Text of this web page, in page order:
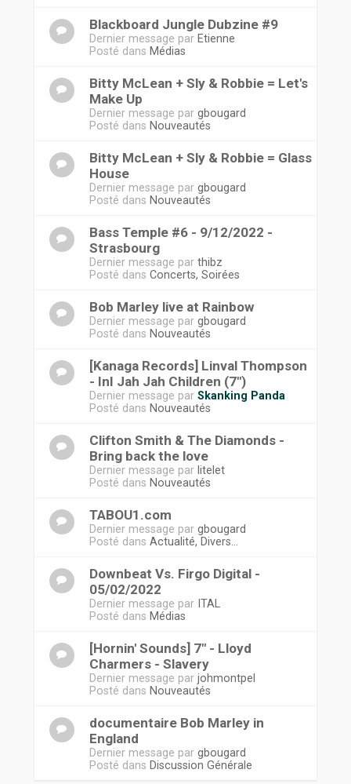
Blackboard Jungle Dubzine #9
Dernier message par Etienne
Posté dans Médias
Bitty McLean + Sly & Robbie = Let's
Make Up
Dernier message par gbougard
Posté dans Nouveautés
Bitty McLean + Sly & Robbie = Glass
House
Dernier message par gbougard
Posté dans Nouveautés
Bass Temple #6 - 9/12/2022 -
Strasbourg
Dernier message par thibz
Posté dans Concerts, Soirées
Bob Marley live at Rainbow
Dernier message par gbougard
Posté dans Nouveautés
[Kanaga Records] Linval Thompson
- InI Jah Jah Children (7")
Dernier message par Skanking Panda
Posté dans Nouveautés
Clifton Smith & The Diamonds -
Bring back the love
Dernier message par litelet
Posté dans Nouveautés
TABOU1.com
Dernier message par gbougard
Posté dans Actualité, Divers...
Downbeat Vs. Firgo Digital -
05/02/2022
Dernier message par ITAL
Posté dans Médias
[Hornin' Sounds] 7" - Lloyd
Charmers - Slavery
Dernier message par johmontpel
Posté dans Nouveautés
documentaire Bob Marley in
England
Dernier message par gbougard
Posté dans Discussion Générale